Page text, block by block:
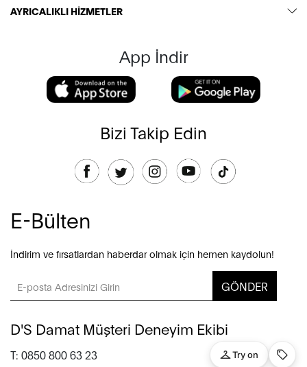
AYRICALIKLI HİZMETLER
App İndir
Bizi Takip Edin
E-Bülten
İndirim ve fırsatlardan haberdar olmak için hemen kaydolun!
GÖNDER
D'S Damat Müşteri Deneyim Ekibi
T: 0850 800 63 23